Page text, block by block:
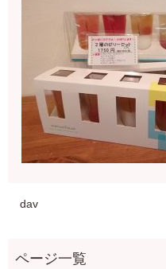
dav